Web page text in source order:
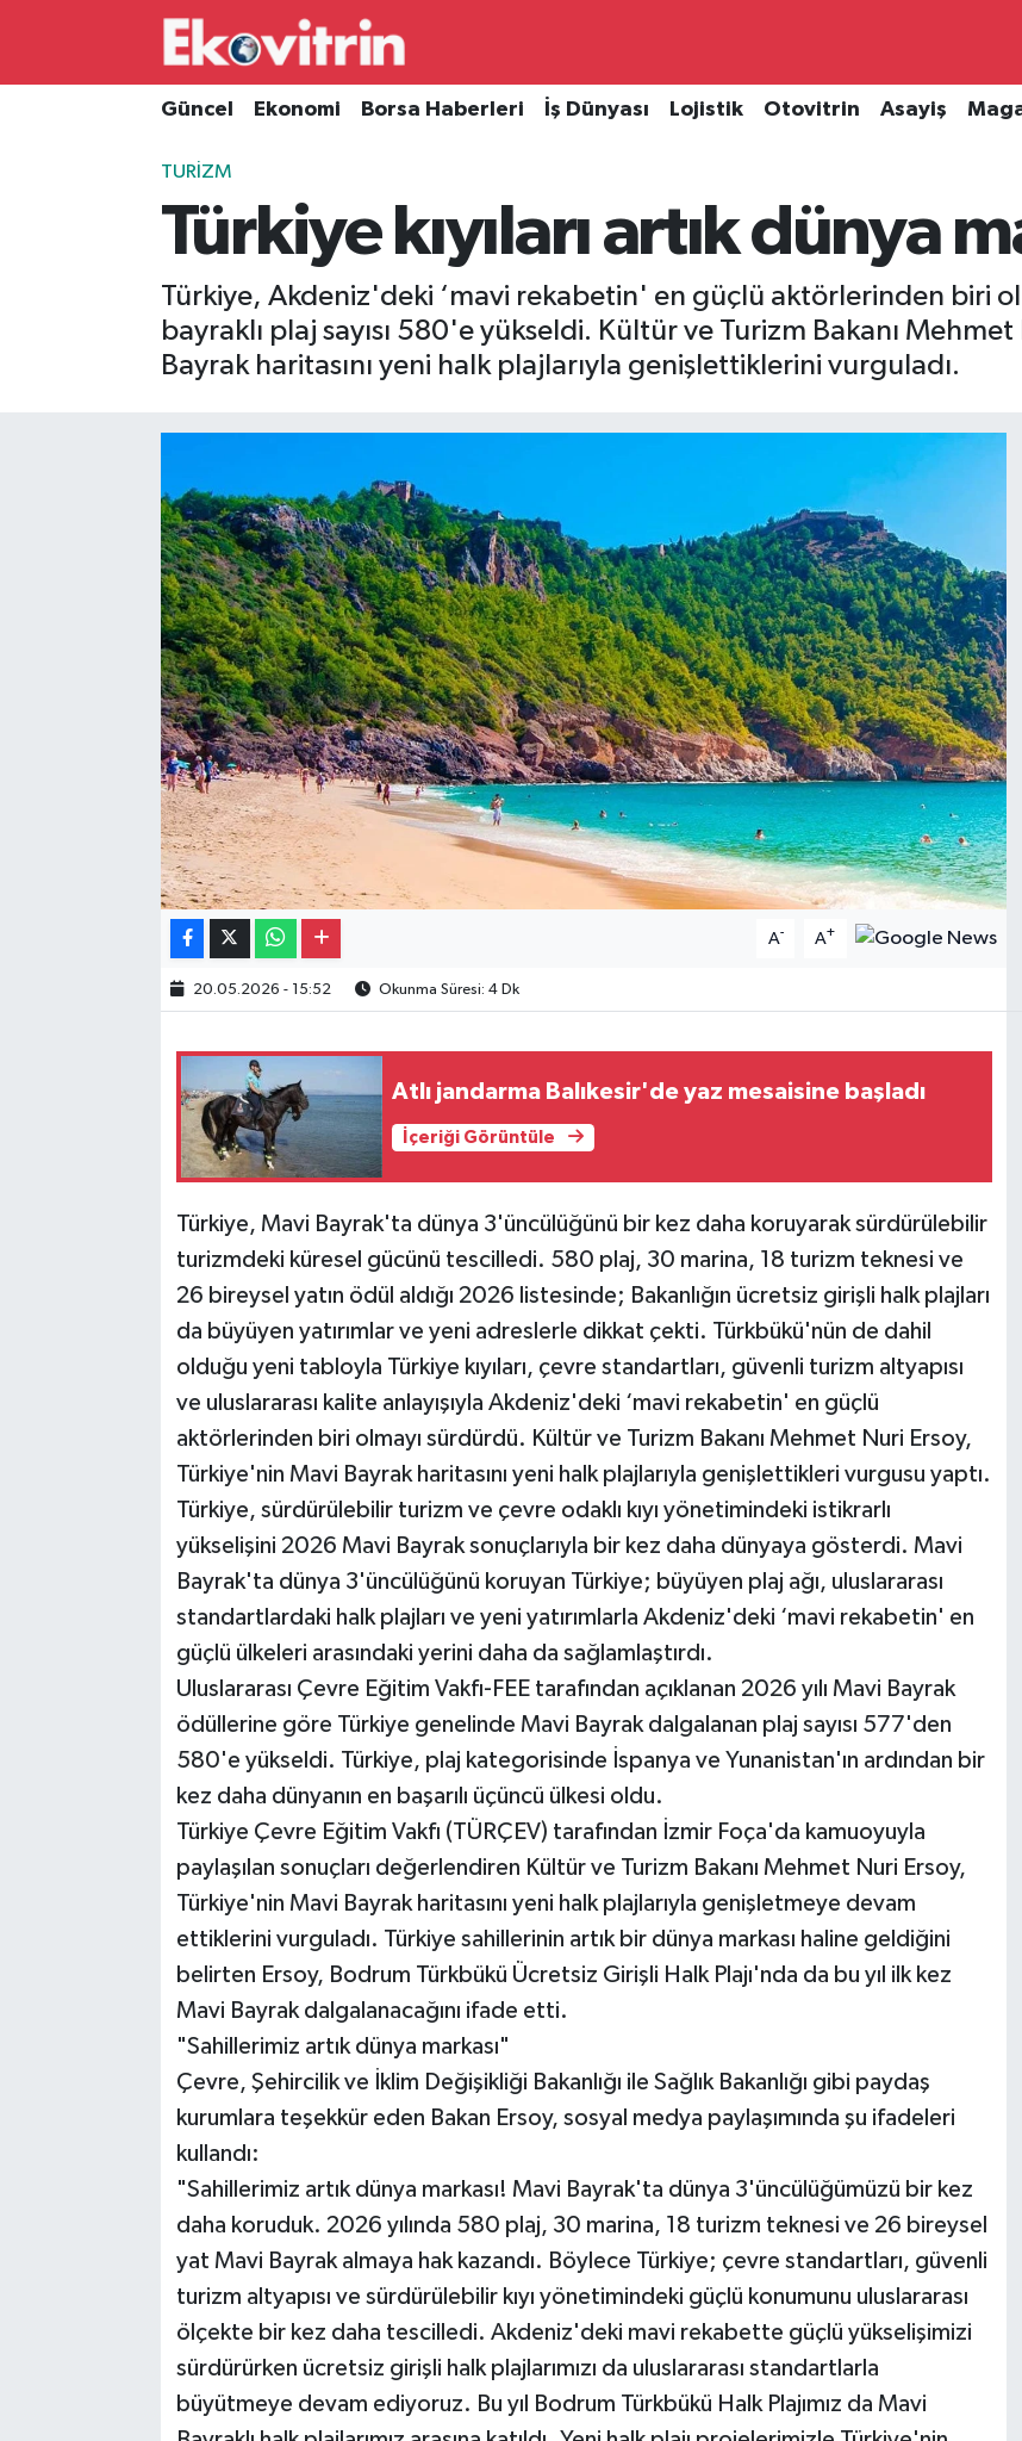
Güncel Ekonomi Borsa Haberleri İş Dünyası Lojistik Otovitrin Asayiş
TURIZM
Türkiye kıyıları artık dünya
Türkiye, Akdeniz'deki ‘mavi rekabetin' en güçlü aktörlerinden biri
bayraklı plaj sayısı 580'e yükseldi. Kültür ve Turizm Bakanı
Bayrak haritasını yeni halk plajlarıyla genişlettiklerini vurguladı.
A- A+
20.05.2026 - 15:52 Okunma Süresi: 4 Dk
Atlı jandarma Balıkesir'de yaz mesaisine başladı
İçeriği Görüntüle
Türkiye, Mavi Bayrak'ta dünya 3'üncülüğünü bir kez daha koruyarak sürdürülebilir
turizmdeki küresel gücünü tescilledi. 580 plaj, 30 marina, 18 turizm teknesi ve
26 bireysel yatın ödül aldığı 2026 listesinde; Bakanlığın ücretsiz girişli halk plajları
da büyüyen yatırımlar ve yeni adreslerle dikkat çekti. Türkbükü'nün de dahil
olduğu yeni tabloyla Türkiye kıyıları, çevre standartları, güvenli turizm altyapısı
ve uluslararası kalite anlayışıyla Akdeniz'deki ‘mavi rekabetin' en güçlü
aktörlerinden biri olmayı sürdürdü. Kültür ve Turizm Bakanı Mehmet Nuri Ersoy,
Türkiye'nin Mavi Bayrak haritasını yeni halk plajlarıyla genişlettikleri vurgusu yaptı.
Türkiye, sürdürülebilir turizm ve çevre odaklı kıyı yönetimindeki istikrarlı
yükselişini 2026 Mavi Bayrak sonuçlarıyla bir kez daha dünyaya gösterdi. Mavi
Bayrak'ta dünya 3'üncülüğünü koruyan Türkiye; büyüyen plaj ağı, uluslararası
standartlardaki halk plajları ve yeni yatırımlarla Akdeniz'deki ‘mavi rekabetin' en
güçlü ülkeleri arasındaki yerini daha da sağlamlaştırdı.
Uluslararası Çevre Eğitim Vakfı-FEE tarafından açıklanan 2026 yılı Mavi Bayrak
ödüllerine göre Türkiye genelinde Mavi Bayrak dalgalanan plaj sayısı 577'den
580'e yükseldi. Türkiye, plaj kategorisinde İspanya ve Yunanistan'ın ardından bir
kez daha dünyanın en başarılı üçüncü ülkesi oldu.
Türkiye Çevre Eğitim Vakfı (TÜRÇEV) tarafından İzmir Foça'da kamuoyuyla
paylaşılan sonuçları değerlendiren Kültür ve Turizm Bakanı Mehmet Nuri Ersoy,
Türkiye'nin Mavi Bayrak haritasını yeni halk plajlarıyla genişletmeye devam
ettiklerini vurguladı. Türkiye sahillerinin artık bir dünya markası haline geldiğini
belirten Ersoy, Bodrum Türkbükü Ücretsiz Girişli Halk Plajı'nda da bu yıl ilk kez
Mavi Bayrak dalgalanacağını ifade etti.
"Sahillerimiz artık dünya markası"
Çevre, Şehircilik ve İklim Değişikliği Bakanlığı ile Sağlık Bakanlığı gibi paydaş
kurumlara teşekkür eden Bakan Ersoy, sosyal medya paylaşımında şu ifadeleri
kullandı:
"Sahillerimiz artık dünya markası! Mavi Bayrak'ta dünya 3'üncülüğümüzü bir kez
daha koruduk. 2026 yılında 580 plaj, 30 marina, 18 turizm teknesi ve 26 bireysel
yat Mavi Bayrak almaya hak kazandı. Böylece Türkiye; çevre standartları, güvenli
turizm altyapısı ve sürdürülebilir kıyı yönetimindeki güçlü konumunu uluslararası
ölçekte bir kez daha tescilledi. Akdeniz'deki mavi rekabette güçlü yükselişimizi
sürdürürken ücretsiz girişli halk plajlarımızı da uluslararası standartlarla
büyütmeye devam ediyoruz. Bu yıl Bodrum Türkbükü Halk Plajımız da Mavi
Güncel
Borsa Haberleri
Gayrimenkul
Hava Durumu
Süper Lig Puan Durumu ve Fikstür
Son Dakika Haberleri